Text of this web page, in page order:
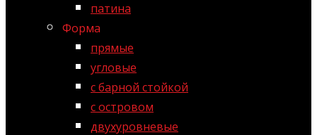
патина
Форма
прямые
угловые
с барной стойкой
с островом
двухуровневые